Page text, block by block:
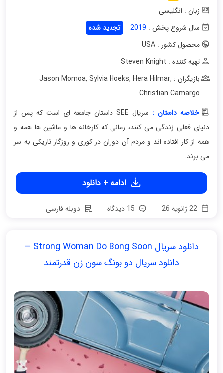
زبان : انگلیسی
سال شروع پخش : 2019
تجدید شده
محصول کشور : USA
تهیه کننده : Steven Knight
بازیگران : Jason Momoa
, Sylvia Hoeks, Hera Hilmar,
Christian Camargo
خلاصه داستان :
سریال SEE داستان جامعه ای است که پس از
دنیای فعلی زندگی می کنند، زمانی که کارخانه ها و ماشین ها همه و
همه از کار افتاده اند و مردم آن دوران در کوری و روزگار تاریکی به سر
می برند.
ادامه + دانلود
22 ژانویه 26 دوبله فارسی
دانلود سریال Strong Woman Do Bong Soon –
دانلود سریال دو بونگ سون زن قدرتمند